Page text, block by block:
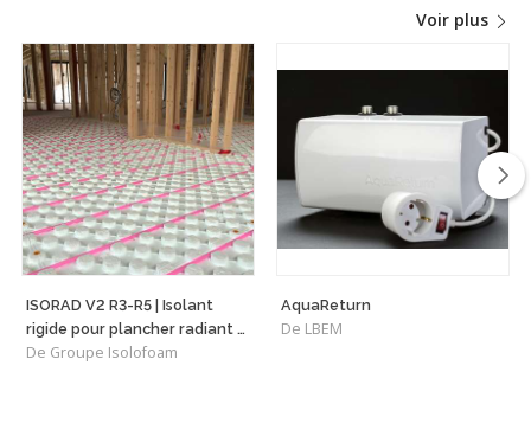
Voir plus
ISORAD V2 R3-R5 | Isolant
rigide pour plancher radiant à
l'étage
De Groupe Isolofoam
AquaReturn
De LBEM